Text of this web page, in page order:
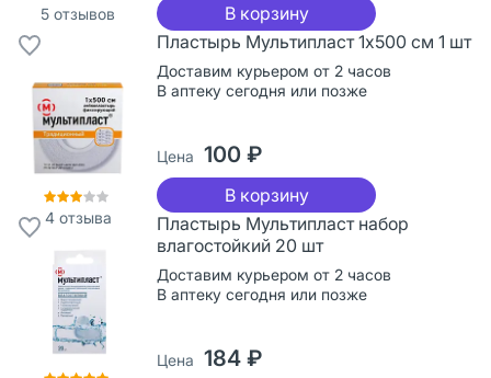
5 отзывов В корзину
4отзыва
Пластырь Мультипласт 1х500 см 1 шт
Доставим курьером от 2 часов
В аптеку сегодня или позже
Цена 100 ₽
В корзину
Пластырь Мультипласт набор
влагостойкий 20 шт
Доставим курьером от 2 часов
В аптеку сегодня или позже
Цена 184 ₽